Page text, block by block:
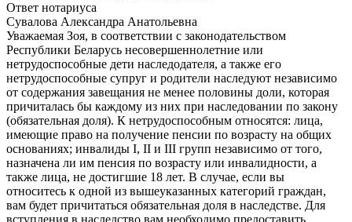
Ответ нотариуса
Сувалова Александра Анатольевна
Уважаемая Зоя, в соответствии с законодательством
Республики Беларусь несовершеннолетние или
нетрудоспособные дети наследодателя, а также его
нетрудоспособные супруг и родители наследуют независимо
от содержания завещания не менее половины доли, которая
причиталась бы каждому из них при наследовании по закону
(обязательная доля). К нетрудоспособным относятся: лица,
имеющие право на получение пенсии по возрасту на общих
основаниях; инвалиды I, II и III групп независимо от того,
назначена ли им пенсия по возрасту или инвалидности, а
также лица, не достигшие 18 лет. В случае, если вы
относитесь к одной из вышеуказанных категорий граждан,
вам будет причитаться обязательная доля в наследстве. Для